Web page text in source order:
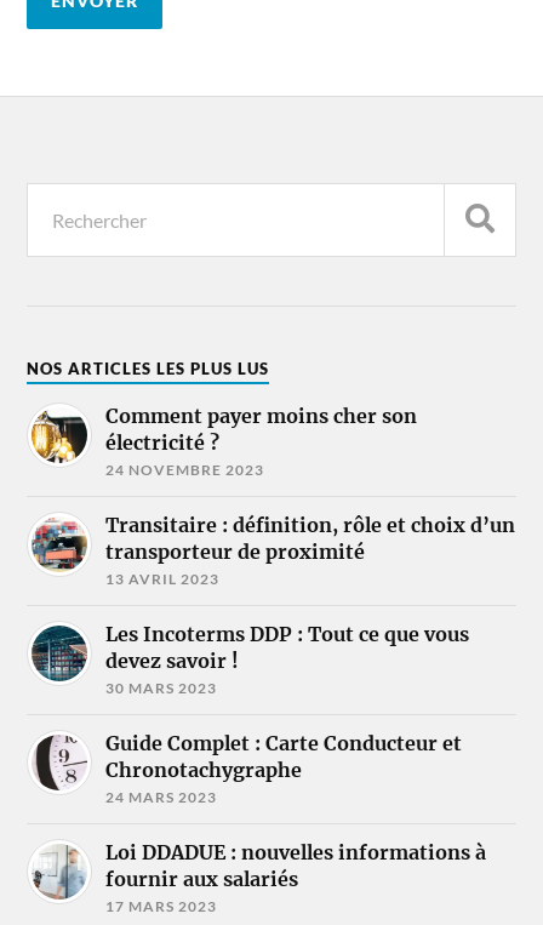
NOS ARTICLES LES PLUS LUS
Comment payer moins cher son
électricité ?
24 NOVEMBRE 2023
Transitaire : définition, rôle et choix d’un
transporteur de proximité
13 AVRIL 2023
Les Incoterms DDP : Tout ce que vous
devez savoir !
30 MARS 2023
Guide Complet : Carte Conducteur et
Chronotachygraphe
24 MARS 2023
Loi DDADUE : nouvelles informations à
fournir aux salariés
17 MARS 2023